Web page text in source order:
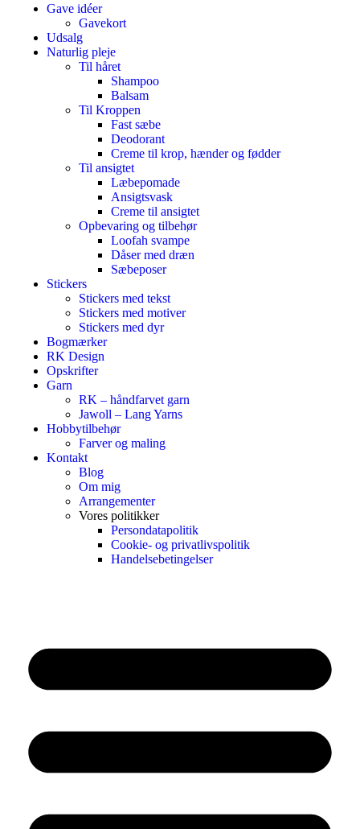
Gave idéer
Gavekort
Udsalg
Naturlig pleje
Til håret
Shampoo
Balsam
Til Kroppen
Fast sæbe
Deodorant
Creme til krop, hænder og fødder
Til ansigtet
Læbepomade
Ansigtsvask
Creme til ansigtet
Opbevaring og tilbehør
Loofah svampe
Dåser med dræn
Sæbeposer
Stickers
Stickers med tekst
Stickers med motiver
Stickers med dyr
Bogmærker
RK Design
Opskrifter
Garn
RK – håndfarvet garn
Jawoll – Lang Yarns
Hobbytilbehør
Farver og maling
Kontakt
Blog
Om mig
Arrangementer
Vores politikker
Persondatapolitik
Cookie- og privatlivspolitik
Handelsebetingelser